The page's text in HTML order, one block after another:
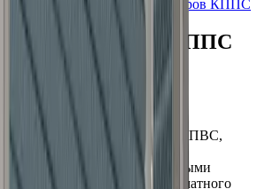
Каталог калориферов КППС
характеристики КППС
калькуляторе
параметры применимы
калориферам серии КПВС,
алгоритм жестко
конструктивными
конфигурацией шахматного